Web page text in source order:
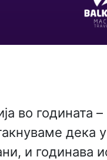
во годината –
дека
и годинава